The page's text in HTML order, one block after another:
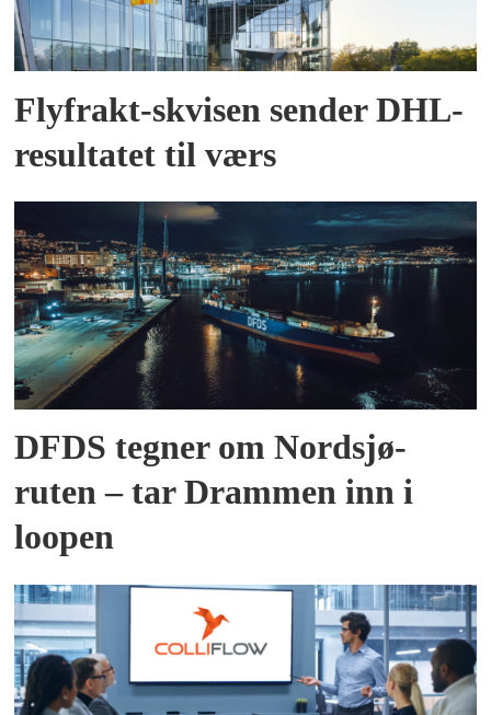
Flyfrakt-skvisen sender DHL-
resultatet til værs
DFDS tegner om Nordsjø-
ruten – tar Drammen inn i
loopen